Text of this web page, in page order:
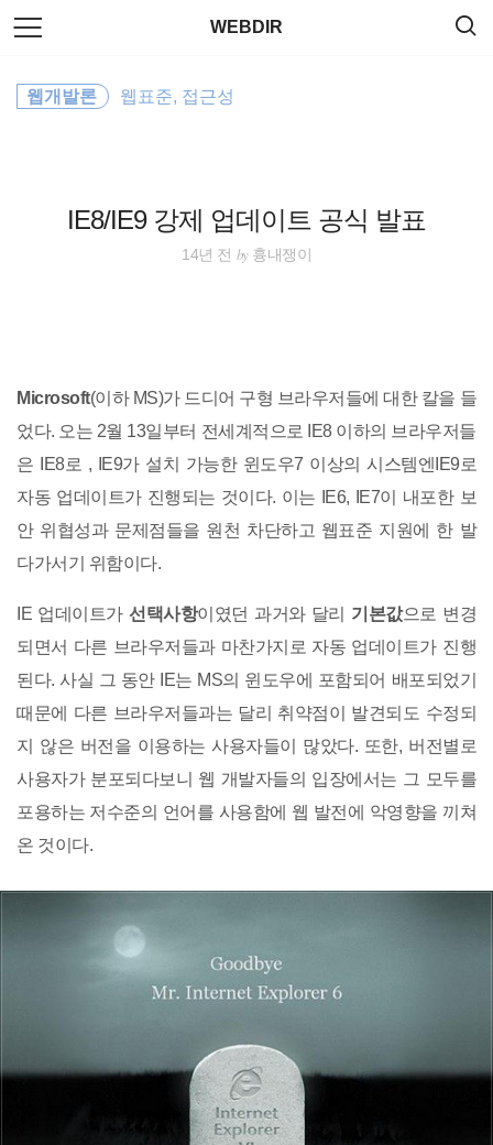
본
문
로
WEBDIR
IE8/IE9 강제 업데이트 공식 발표
웹개발론 웹표준, 접근성
14년 전 by흉내쟁이
Microsoft(이하 MS)가 드디어 구형 브라우저들에 대한 칼을 들
었다. 오는 2월 13일부터 전세계적으로 IE8 이하의 브라우저들
은 IE8로 , IE9가 설치 가능한 윈도우7 이상의 시스템엔IE9로
자동 업데이트가 진행되는 것이다. 이는 IE6, IE7이 내포한 보
안 위협성과 문제점들을 원천 차단하고 웹표준 지원에 한 발
다가서기 위함이다.
IE 업데이트가 선택사항이였던 과거와 달리 기본값으로 변경
되면서 다른 브라우저들과 마찬가지로 자동 업데이트가 진행
된다. 사실 그 동안 IE는 MS의 윈도우에 포함되어 배포되었기
때문에 다른 브라우저들과는 달리 취약점이 발견되도 수정되
지 않은 버전을 이용하는 사용자들이 많았다. 또한, 버전별로
사용자가 분포되다보니 웹 개발자들의 입장에서는 그 모두를
포용하는 저수준의 언어를 사용함에 웹 발전에 악영향을 끼쳐
온 것이다.
색
Wordpress
Command
server